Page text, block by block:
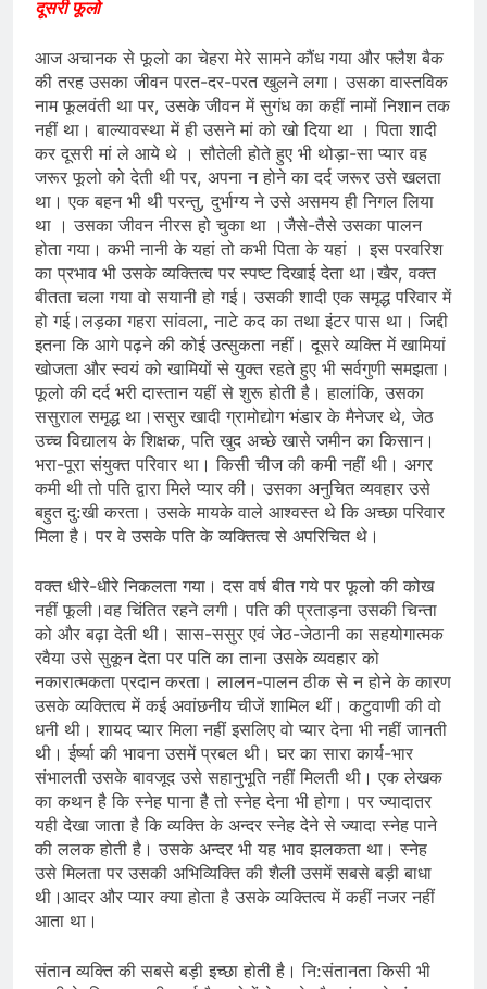
दूसरी फूलो
आज अचानक से फूलो का चेहरा मेरे सामने कौंध गया और फ्लैश बैक
की तरह उसका जीवन परत-दर-परत खुलने लगा। उसका वास्तविक
नाम फूलवंती था पर, उसके जीवन में सुगंध का कहीं नामों निशान तक
नहीं था। बाल्यावस्था में ही उसने मां को खो दिया था । पिता शादी
कर दूसरी मां ले आये थे । सौतेली होते हुए भी थोड़ा-सा प्यार वह
जरूर फूलो को देती थी पर, अपना न होने का दर्द जरूर उसे खलता
था। एक बहन भी थी परन्तु, दुर्भाग्य ने उसे असमय ही निगल लिया
था । उसका जीवन नीरस हो चुका था ।जैसे-तैसे उसका पालन
होता गया। कभी नानी के यहां तो कभी पिता के यहां । इस परवरिश
का प्रभाव भी उसके व्यक्तित्व पर स्पष्ट दिखाई देता था।खैर, वक्त
बीतता चला गया वो सयानी हो गई। उसकी शादी एक समृद्ध परिवार में
हो गई।लड़का गहरा सांवला, नाटे कद का तथा इंटर पास था। जिद्दी
इतना कि आगे पढ़ने की कोई उत्सुकता नहीं। दूसरे व्यक्ति में खामियां
खोजता और स्वयं को खामियों से युक्त रहते हुए भी सर्वगुणी समझता।
फूलो की दर्द भरी दास्तान यहीं से शुरू होती है। हालांकि, उसका
ससुराल समृद्ध था।ससुर खादी ग्रामोद्योग भंडार के मैनेजर थे, जेठ
उच्च विद्यालय के शिक्षक, पति खुद अच्छे खासे जमीन का किसान।
भरा-पूरा संयुक्त परिवार था। किसी चीज की कमी नहीं थी। अगर
कमी थी तो पति द्वारा मिले प्यार की। उसका अनुचित व्यवहार उसे
बहुत दु:खी करता। उसके मायके वाले आश्वस्त थे कि अच्छा परिवार
मिला है। पर वे उसके पति के व्यक्तित्व से अपरिचित थे।
वक्त धीरे-धीरे निकलता गया। दस वर्ष बीत गये पर फूलो की कोख
नहीं फूली।वह चिंतित रहने लगी। पति की प्रताड़ना उसकी चिन्ता
को और बढ़ा देती थी। सास-ससुर एवं जेठ-जेठानी का सहयोगात्मक
रवैया उसे सुकून देता पर पति का ताना उसके व्यवहार को
नकारात्मकता प्रदान करता। लालन-पालन ठीक से न होने के कारण
उसके व्यक्तित्व में कई अवांछनीय चीजें शामिल थीं। कटुवाणी की वो
धनी थी। शायद प्यार मिला नहीं इसलिए वो प्यार देना भी नहीं जानती
थी। ईर्ष्या की भावना उसमें प्रबल थी। घर का सारा कार्य-भार
संभालती उसके बावजूद उसे सहानुभूति नहीं मिलती थी। एक लेखक
का कथन है कि स्नेह पाना है तो स्नेह देना भी होगा। पर ज्यादातर
यही देखा जाता है कि व्यक्ति के अन्दर स्नेह देने से ज्यादा स्नेह पाने
की ललक होती है। उसके अन्दर भी यह भाव झलकता था। स्नेह
उसे मिलता पर उसकी अभिव्यिक्ति की शैली उसमें सबसे बड़ी बाधा
थी।आदर और प्यार क्या होता है उसके व्यक्तित्व में कहीं नजर नहीं
आता था।
संतान व्यक्ति की सबसे बड़ी इच्छा होती है। नि:संतानता किसी भी